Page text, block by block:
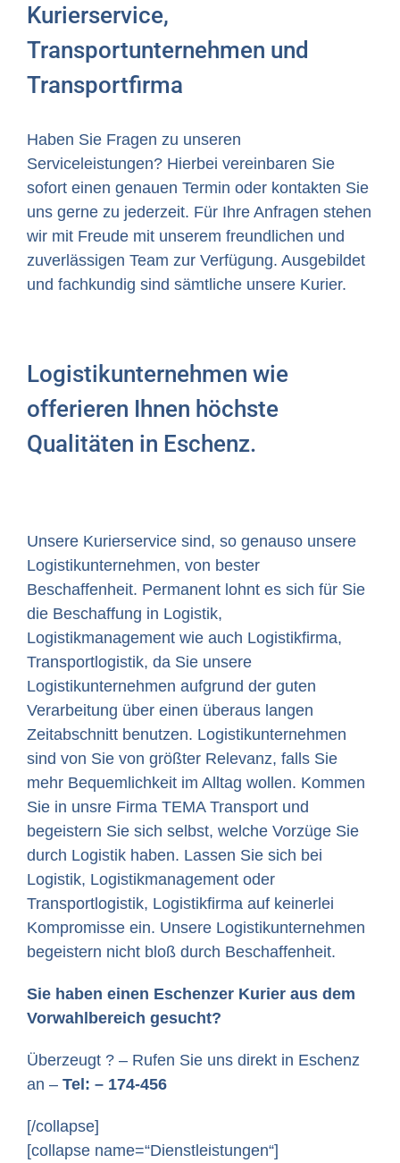
Kurierservice,
Transportunternehmen und
Transportfirma
Haben Sie Fragen zu unseren
Serviceleistungen? Hierbei vereinbaren Sie
sofort einen genauen Termin oder kontakten Sie
uns gerne zu jederzeit. Für Ihre Anfragen stehen
wir mit Freude mit unserem freundlichen und
zuverlässigen Team zur Verfügung. Ausgebildet
und fachkundig sind sämtliche unsere Kurier.
Logistikunternehmen wie
offerieren Ihnen höchste
Qualitäten in Eschenz.
Unsere Kurierservice sind, so genauso unsere
Logistikunternehmen, von bester
Beschaffenheit. Permanent lohnt es sich für Sie
die Beschaffung in Logistik,
Logistikmanagement wie auch Logistikfirma,
Transportlogistik, da Sie unsere
Logistikunternehmen aufgrund der guten
Verarbeitung über einen überaus langen
Zeitabschnitt benutzen. Logistikunternehmen
sind von Sie von größter Relevanz, falls Sie
mehr Bequemlichkeit im Alltag wollen. Kommen
Sie in unsre Firma TEMA Transport und
begeistern Sie sich selbst, welche Vorzüge Sie
durch Logistik haben. Lassen Sie sich bei
Logistik, Logistikmanagement oder
Transportlogistik, Logistikfirma auf keinerlei
Kompromisse ein. Unsere Logistikunternehmen
begeistern nicht bloß durch Beschaffenheit.
Sie haben einen Eschenzer Kurier aus dem
Vorwahlbereich gesucht?
Überzeugt ? – Rufen Sie uns direkt in Eschenz
an – Tel: – 174-456
[/collapse]
[collapse name=“Dienstleistungen“]